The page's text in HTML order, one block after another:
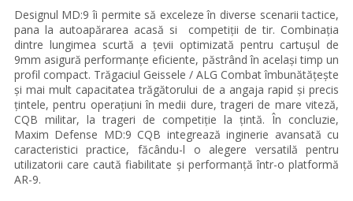
Designul MD:9 îi permite să exceleze în diverse scenarii tactice,
pana la autoapărarea acasă si competiții de tir. Combinația
dintre lungimea scurtă a țevii optimizată pentru cartușul de
9mm asigură performanțe eficiente, păstrând în același timp un
profil compact. Trăgaciul Geissele/ ALG Combat îmbunătățește
și mai mult capacitatea trăgătorului de a angaja rapid și precis
țintele, pentru operațiuni în medii dure, trageri de mare viteză,
CQB militar, la trageri de competiție la țintă. În concluzie,
Maxim Defense MD:9 CQB integrează inginerie avansată cu
caracteristici practice, făcându-l o alegere versatilă pentru
utilizatorii care caută fiabilitate și performanță într-o platformă
AR-9.